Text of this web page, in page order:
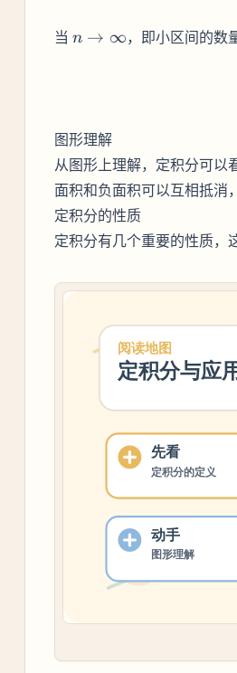
当 n \to
n → ∞，即小区间的数
图形理解
从图形上理解，定积分可以
面积和负面积可以互相抵消
定积分的性质
定积分有几个重要的性质，